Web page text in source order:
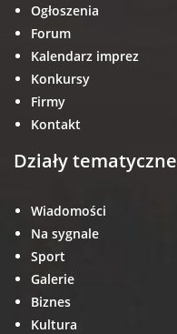
Ogłoszenia
Forum
Kalendarz imprez
Konkursy
Firmy
Kontakt
Działy tematyczne
Wiadomości
Na sygnale
Sport
Galerie
Biznes
Kultura